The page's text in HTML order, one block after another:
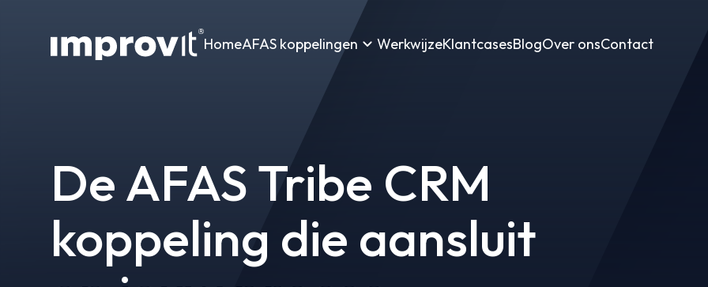
HomeAFAS koppelingen WerkwijzeKlantcasesBlogOver onsContact
De AFAS Tribe CRM
koppeling die aansluit